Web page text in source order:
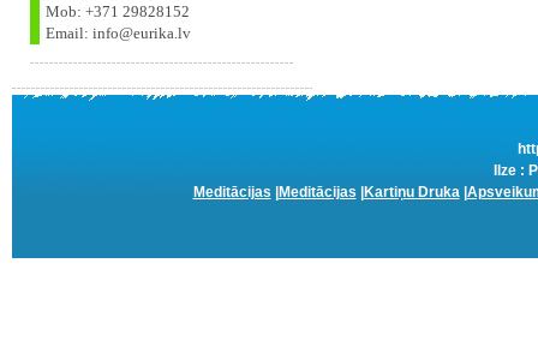
Mob: +371 29828152
Email: info@eurika.lv
Ilze :
Meditācijas
Meditācijas Kartiņu Druka|